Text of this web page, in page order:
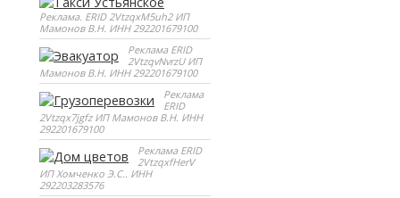
Реклама. ERID 2VtzqxM5uh2 ИП
Мамонов В.Н. ИНН 292201679100
Реклама ERID
2VtzqvNvrzU ИП
Мамонов В.Н. ИНН 292201679100
Реклама
ERID
2Vtzqx7jgfz ИП Мамонов В.Н. ИНН
292201679100
Реклама ERID
2VtzqxfHerV
ИП Хомченко Э.С.. ИНН
292203283576